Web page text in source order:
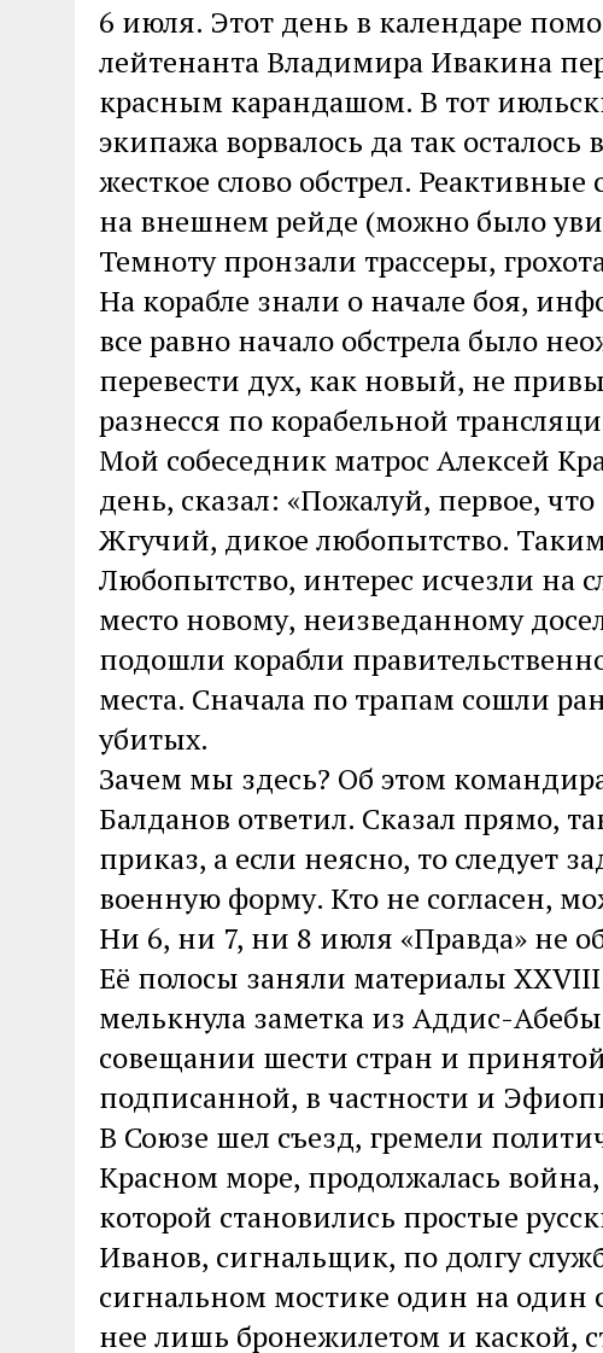
6 июля. Этот день в календаре
лейтенанта Владимира Ивакина
красным карандашом. В тот
экипажа ворвалось да так осталось
жесткое слово обстрел.
на внешнем рейде (можно было
Темноту пронзали трассеры,
На корабле знали о начале боя,
все равно начало обстрела было
перевести дух, как новый, не
разнесся по корабельной
Мой собеседник матрос Алексей
день, сказал: «Пожалуй, первое,
Жгучий, дикое любопытство.
Любопытство, интерес исчезли на
место новому, неизведанному
подошли корабли
места. Сначала по трапам сошли
убитых.
Зачем мы здесь? Об этом
Балданов ответил. Сказал прямо,
приказ, а если неясно, то следует
военную форму. Кто не согласен,
Ни 6, ни 7, ни 8 июля «Правда» не
Её полосы заняли материалы
мелькнула заметка из Аддис-
совещании шести стран и
подписанной, в частности и
В Союзе шел съезд, гремели
Красном море, продолжалась
которой становились простые
Иванов, сигнальщик, по долгу
сигнальном мостике один на
нее лишь бронежилетом и каской,